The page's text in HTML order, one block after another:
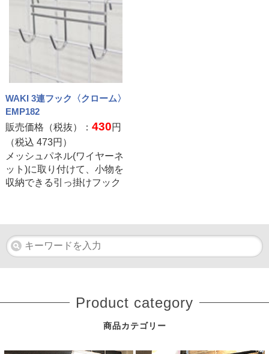
WAKI 3連フック〈クローム〉
EMP182
販売価格（税抜）： 430円
（税込 473円）
メッシュパネル(ワイヤーネ
ット)に取り付けて、小物を
収納できる引っ掛けフック
Product category
商品カテゴリー